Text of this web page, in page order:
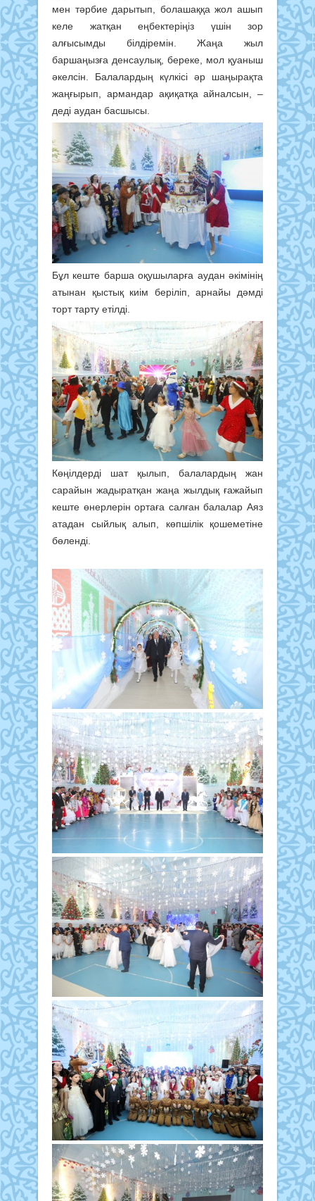
мен тәрбие дарытып, болашаққа жол ашып
келе жатқан еңбектеріңіз үшін зор
алғысымды білдіремін. Жаңа жыл
баршаңызға денсаулық, береке, мол қуаныш
әкелсін. Балалардың күлкісі әр шаңырақта
жаңғырып, армандар ақиқатқа айналсын, –
деді аудан басшысы.
Бұл кеште барша оқушыларға аудан әкімінің
атынан қыстық киім беріліп, арнайы дәмді
торт тарту етілді.
Көңілдерді шат қылып, балалардың жан
сарайын жадыратқан жаңа жылдық ғажайып
кеште өнерлерін ортаға салған балалар Аяз
атадан сыйлық алып, көпшілік қошеметіне
бөленді.